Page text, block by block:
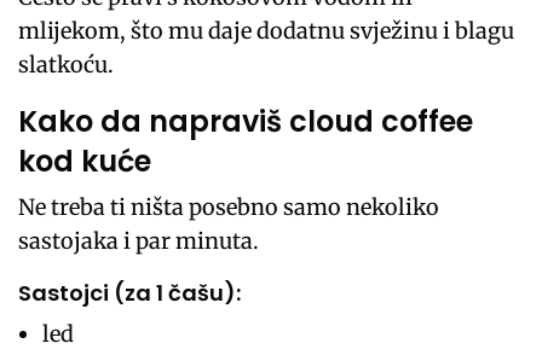
mlijekom, što mu daje dodatnu svježinu i blagu
slatkoću.
Kako da napraviš cloud coffee
kod kuće
Ne treba ti ništa posebno samo nekoliko
sastojaka i par minuta.
Sastojci (za 1 čašu):
led